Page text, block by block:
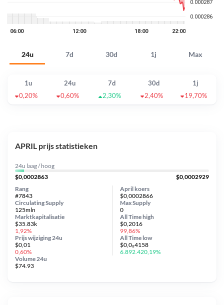
24u 7d 30d 1j Max
1u 24u 7d 30d
1j
0,20%
0,60% 2,30% 2,40% 19,70%
APRIL prijs statistieken
24u laag / hoog
$0,0002863
$0,0002929
April koers
$0,0002866
Circulating Supply
125mln
Prijs wijziging 24u
$0,01
0,60%
Max Supply
0
Marktkapitalisatie
$35.83k
1,92%
Volume 24u
$74.93
Rang
#7843
All Timehigh
$0,2016
99,86%
All Time low
$0,0₈4158
6.892.420,19%